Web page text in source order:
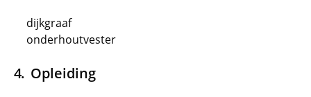
dijkgraaf
onderhoutvester
Opleiding